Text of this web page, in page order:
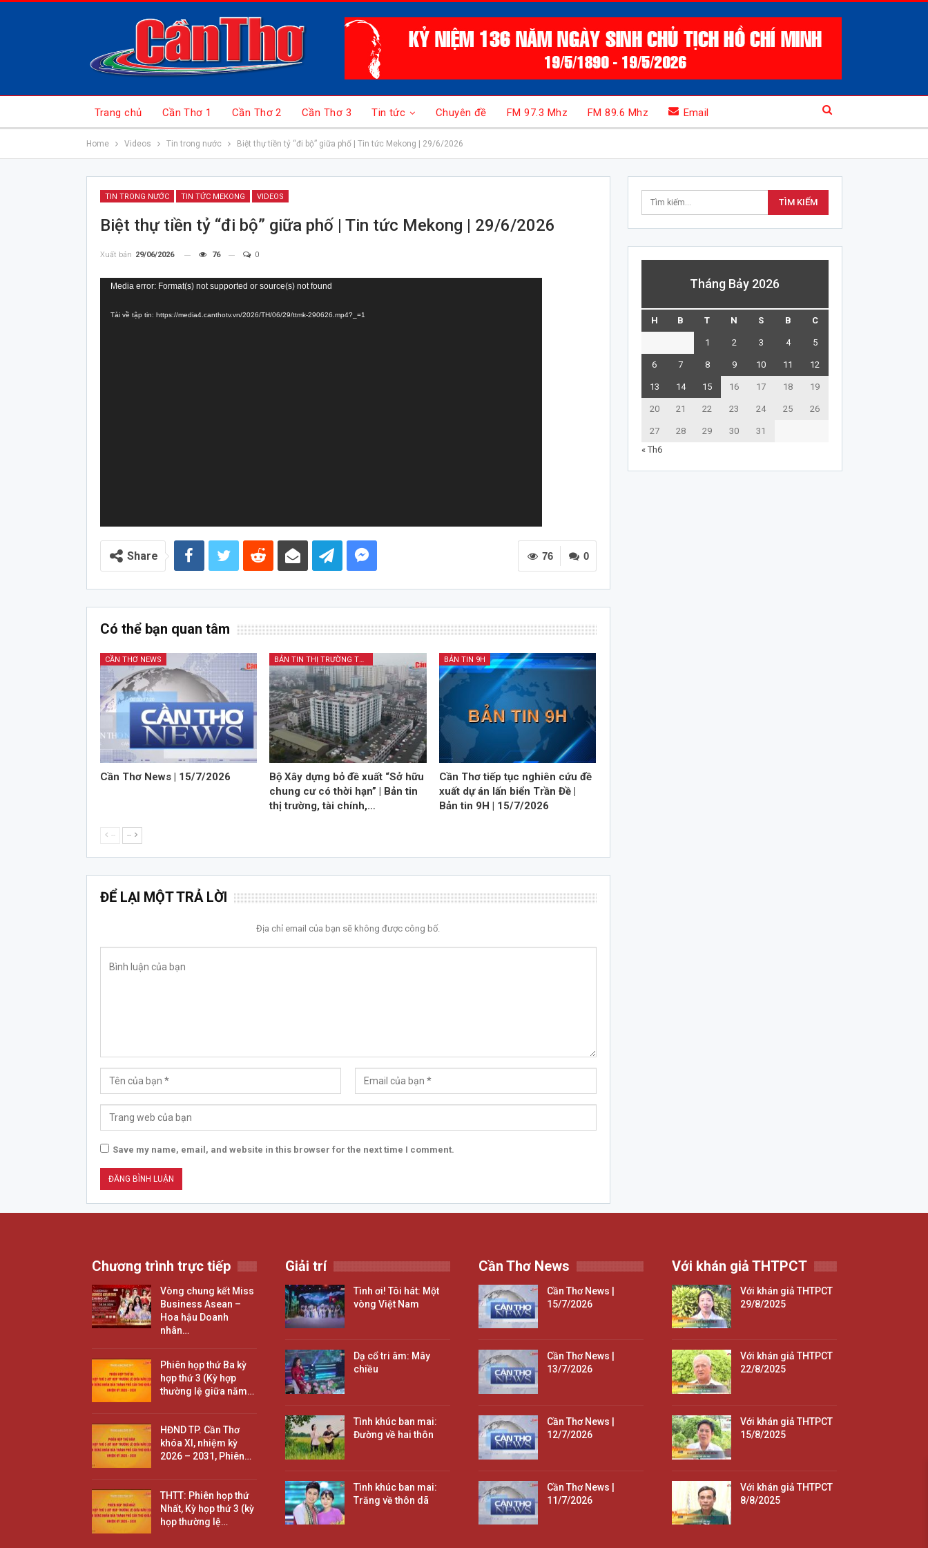
Trang chủ Cần Thơ 1 Cần Thơ 2 Cần Thơ 3 Tin tức Chuyên đề FM 97.3 Mhz FM 89.6 Mhz Email
Home Videos Tin trong nước Biệt thự tiền tỷ “đi bộ” giữa phố | Tin tức Mekong | 29/6/2026
TIN TRONG NƯỚC TIN TỨC MEKONG VIDEOS
Biệt thự tiền tỷ “đi bộ” giữa phố | Tin tức Mekong | 29/6/2026
Xuất bản 29/06/2026 76 0
Trình
Video
Media error: Format(s) not supported or source(s) not found
Tải về tập tin: https://media4.canthotv.vn/2026/TH/06/29/ttmk-290626.mp4?_=1
0
76
Share
Có thể bạn quan tâm
CẦN THƠ NEWS
Cần Thơ News | 15/7/2026
BẢN TIN THỊ TRƯỜNG TÀI CHÍNH KINH DOANH
Bộ Xây dựng bỏ đề xuất “Sở hữu
chung cư có thời hạn” | Bản tin
thị trường, tài chính,…
BẢN TIN 9H
Cần Thơ tiếp tục nghiên cứu đề
xuất dự án lấn biển Trần Đề |
Bản tin 9H | 15/7/2026
-- --
ĐỂ LẠI MỘT TRẢ LỜI
Địa chỉ email của bạn sẽ không được công bố.
Save my name, email, and website in this browser for the next time I comment.
Tháng Bảy 2026
H B T N S B C
1 2 3 4 5
6 7 8 9 10 11 12
13 14 15 16 17 18 19
20 21 22 23 24 25 26
27 28 29 30
31
« Th6
Chương trình trực tiếp
Vòng chung kết Miss
Business Asean –
Hoa hậu Doanh
nhân…
Phiên họp thứ Ba kỳ
hợp thứ 3 (Kỳ hợp
thường lệ giữa năm…
HĐND TP. Cần Thơ
khóa XI, nhiệm kỳ
2026 – 2031, Phiên…
THTT: Phiên họp thứ
Nhất, Kỳ họp thứ 3 (kỳ
họp thường lệ…
Giải trí
Tình ơi! Tôi hát: Một
vòng Việt Nam
Dạ cổ tri âm: Mây
chiều
Tình khúc ban mai:
Đường về hai thôn
Tình khúc ban mai:
Trăng về thôn dã
Cần Thơ News
Cần Thơ News |
15/7/2026
Cần Thơ News |
13/7/2026
Cần Thơ News |
12/7/2026
Cần Thơ News |
11/7/2026
Với khán giả THTPCT
Với khán giả THTPCT
29/8/2025
Với khán giả THTPCT
22/8/2025
Với khán giả THTPCT
15/8/2025
Với khán giả THTPCT
8/8/2025